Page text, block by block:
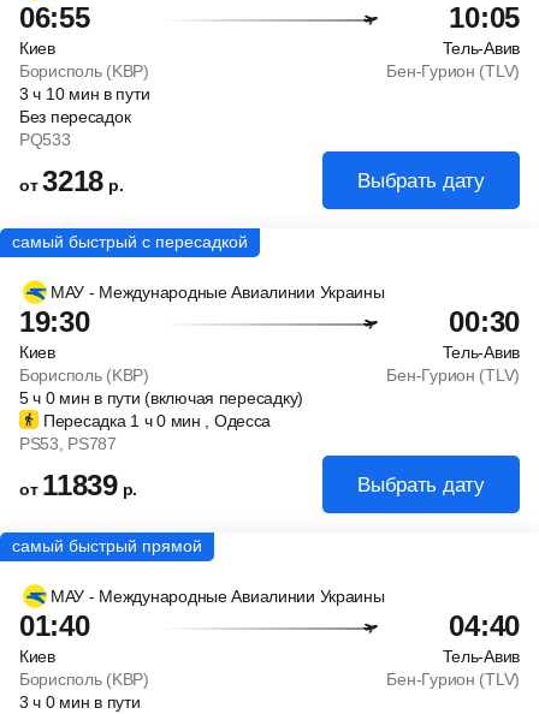
06:55 10:05
Киев
Тель-Авив
Борисполь (KBP)
Бен-Гурион (TLV)
3ч 10 мин в пути
Без пересадок
PQ533
от3218 р. Выбрать дату
МАУ - Международные Авиалинии Украины
19:30 00:30
Киев
Тель-Авив
Борисполь (KBP)
Бен-Гурион (TLV)
5ч 0 мин в пути (включая пересадку)
Пересадка 1 ч0 мин , Одесса
PS53 , PS787
от 11839 р. Выбрать дату
МАУ - Международные Авиалинии Украины
01:40 04:40
Киев
Тель-Авив
Борисполь (KBP)
Бен-Гурион (TLV)
3ч 0 мин в пути